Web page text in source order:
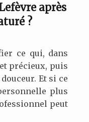
après
?
ce qui, dans
précieux, puis
Et si ce
plus
peut